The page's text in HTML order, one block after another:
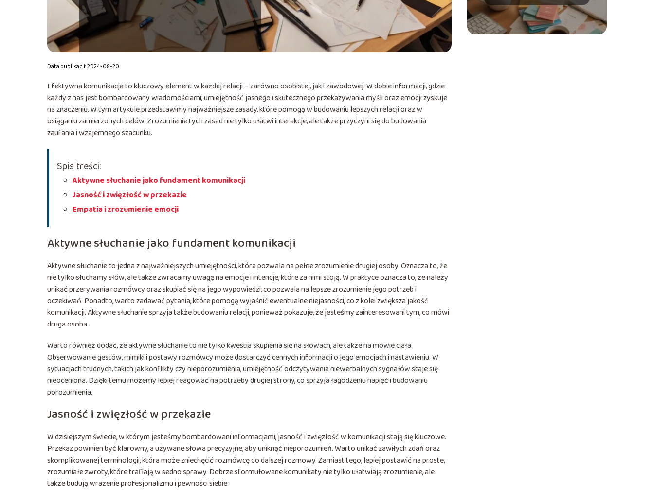
Data publikacji: 2024-08-20
Efektywna komunikacja to kluczowy element w każdej relacji – zarówno osobistej, jak i zawodowej. W dobie informacji, gdzie
każdy z nas jest bombardowany wiadomościami, umiejętność jasnego i skutecznego przekazywania myśli oraz emocji zyskuje
na znaczeniu. W tym artykule przedstawimy najważniejsze zasady, które pomogą w budowaniu lepszych relacji oraz w
osiąganiu zamierzonych celów. Zrozumienie tych zasad nie tylko ułatwi interakcje, ale także przyczyni się do budowania
zaufania i wzajemnego szacunku.
Spis treści:
Aktywne słuchanie jako fundament komunikacji
Jasność i zwięzłość w przekazie
Empatia i zrozumienie emocji
Aktywne słuchanie jako fundament komunikacji
Aktywne słuchanie to jedna z najważniejszych umiejętności, która pozwala na pełne zrozumienie drugiej osoby. Oznacza to, że
nie tylko słuchamy słów, ale także zwracamy uwagę na emocje i intencje, które za nimi stoją. W praktyce oznacza to, że należy
unikać przerywania rozmówcy oraz skupiać się na jego wypowiedzi, co pozwala na lepsze zrozumienie jego potrzeb i
oczekiwań. Ponadto, warto zadawać pytania, które pomogą wyjaśnić ewentualne niejasności, co z kolei zwiększa jakość
komunikacji. Aktywne słuchanie sprzyja także budowaniu relacji, ponieważ pokazuje, że jesteśmy zainteresowani tym, co mówi
druga osoba.
Warto również dodać, że aktywne słuchanie to nie tylko kwestia skupienia się na słowach, ale także na mowie ciała.
Obserwowanie gestów, mimiki i postawy rozmówcy może dostarczyć cennych informacji o jego emocjach i nastawieniu. W
sytuacjach trudnych, takich jak konflikty czy nieporozumienia, umiejętność odczytywania niewerbalnych sygnałów staje się
nieoceniona. Dzięki temu możemy lepiej reagować na potrzeby drugiej strony, co sprzyja łagodzeniu napięć i budowaniu
porozumienia.
Jasność i zwięzłość w przekazie
W dzisiejszym świecie, w którym jesteśmy bombardowani informacjami, jasność i zwięzłość w komunikacji stają się kluczowe.
Przekaz powinien być klarowny, a używane słowa precyzyjne, aby uniknąć nieporozumień. Warto unikać zawiłych zdań oraz
skomplikowanej terminologii, która może zniechęcić rozmówcę do dalszej rozmowy. Zamiast tego, lepiej postawić na proste,
zrozumiałe zwroty, które trafiają w sedno sprawy. Dobrze sformułowane komunikaty nie tylko ułatwiają zrozumienie, ale
także budują wrażenie profesjonalizmu i pewności siebie.
obcych?